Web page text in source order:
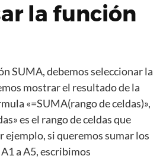
la función
SUMA, debemos seleccionar la
mostrar el resultado de la
«=SUMA(rango de celdas)»,
es el rango de celdas que
ejemplo, si queremos sumar los
a A5, escribimos